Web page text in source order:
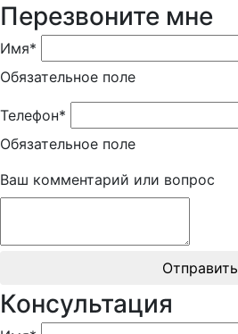
Перезвоните мне
Имя*
Обязательное поле
Телефон*
Обязательное поле
Ваш комментарий или вопрос
Отправить
Консультация